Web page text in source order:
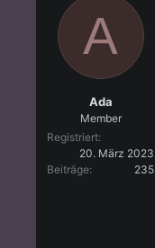
A
Ada
Member
Registriert
20. März 2023
Beiträge
235